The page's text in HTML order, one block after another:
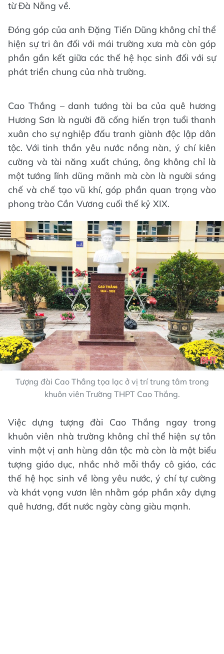
từ Đà Nẵng về.
Đóng góp của anh Đặng Tiến Dũng không chỉ thể
hiện sự tri ân đối với mái trường xưa mà còn góp
phần gắn kết giữa các thế hệ học sinh đối với sự
phát triển chung của nhà trường.
Cao Thắng – danh tướng tài ba của quê hương
Hương Sơn là người đã cống hiến trọn tuổi thanh
xuân cho sự nghiệp đấu tranh giành độc lập dân
tộc. Với tinh thần yêu nước nồng nàn, ý chí kiên
cường và tài năng xuất chúng, ông không chỉ là
một tướng lĩnh dũng mãnh mà còn là người sáng
chế và chế tạo vũ khí, góp phần quan trọng vào
phong trào Cần Vương cuối thế kỷ XIX.
Tượng đài Cao Thắng tọa lạc ở vị trí trung tâm trong
khuôn viên Trường THPT Cao Thắng.
Việc dựng tượng đài Cao Thắng ngay trong
khuôn viên nhà trường không chỉ thể hiện sự tôn
vinh một vị anh hùng dân tộc mà còn là một biểu
tượng giáo dục, nhắc nhở mỗi thầy cô giáo, các
thế hệ học sinh về lòng yêu nước, ý chí tự cường
và khát vọng vươn lên nhằm góp phần xây dựng
quê hương, đất nước ngày càng giàu mạnh.